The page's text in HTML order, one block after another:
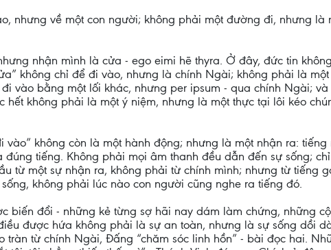
nhưng về một con người; không phải một đường đi, nhưng là
nhận mình là cửa - ego eimi hē thyra. Ở đây, đức tin
không chỉ để đi vào, nhưng là chính Ngài; không phải là
vào bằng một lối khác, nhưng per ipsum - qua chính Ngài;
hết không phải là một ý niệm, nhưng là một thực tại lôi kéo
vào” không còn là một hành động; nhưng là một nhận ra:
tiếng. Không phải mọi âm thanh đều dẫn đến sự sống;
từ một sự nhận ra, không phải từ chính mình; nhưng từ tiếng
không phải lúc nào con người cũng nghe ra tiếng đó.
biến đổi - những kẻ từng sợ hãi nay dám làm chứng, những
được hứa không phải là sự an toàn, nhưng là sự sống dồi
tràn từ chính Ngài, Đấng “chăm sóc linh hồn” - bài đọc hai.